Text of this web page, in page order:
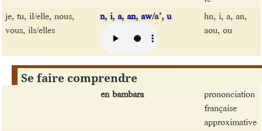
je, tu, il/elle, nous,
vous, ils/elles
n, i, a, an, aw/a’, u
hn, i, a, an,
aou, ou
Se faire comprendre
en bambara
prononciation
française
approximative